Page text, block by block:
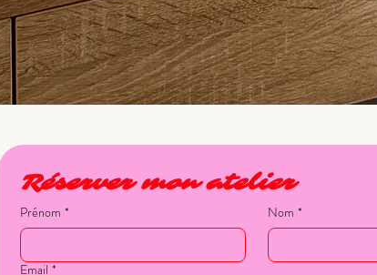
Réserver mon atelier
Prénom * Nom *
Email *